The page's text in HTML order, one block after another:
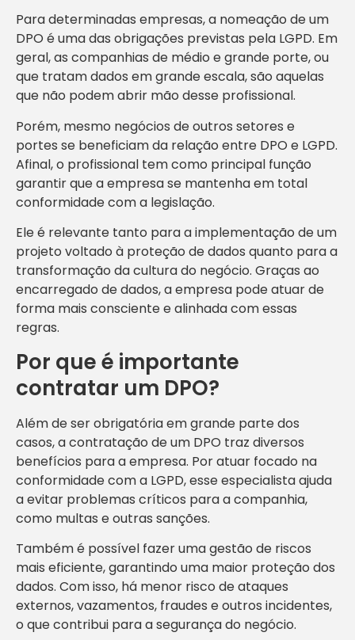
Para determinadas empresas, a nomeação de um
DPO é uma das obrigações previstas pela LGPD. Em
geral, as companhias de médio e grande porte, ou
que tratam dados em grande escala, são aquelas
que não podem abrir mão desse profissional.
Porém, mesmo negócios de outros setores e
portes se beneficiam da relação entre DPO e LGPD.
Afinal, o profissional tem como principal função
garantir que a empresa se mantenha em total
conformidade com a legislação.
Ele é relevante tanto para a implementação de um
projeto voltado à proteção de dados quanto para a
transformação da cultura do negócio. Graças ao
encarregado de dados, a empresa pode atuar de
forma mais consciente e alinhada com essas
regras.
Por que é importante
contratar um DPO?
Além de ser obrigatória em grande parte dos
casos, a contratação de um DPO traz diversos
benefícios para a empresa. Por atuar focado na
conformidade com a LGPD, esse especialista ajuda
a evitar problemas críticos para a companhia,
como multas e outras sanções.
Também é possível fazer uma gestão de riscos
mais eficiente, garantindo uma maior proteção dos
dados. Com isso, há menor risco de ataques
externos, vazamentos, fraudes e outros incidentes,
o que contribui para a segurança do negócio.